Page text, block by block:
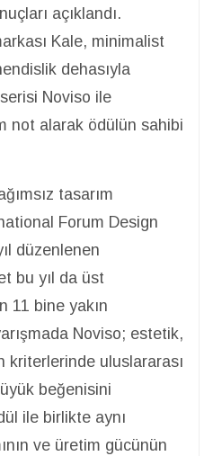
açıklandı.
Kale, minimalist
dehasıyla
Noviso ile
not alarak ödülün sahibi
tasarım
Forum Design
düzenlenen
bu yıl da üst
11 bine yakın
Noviso; estetik,
kriterlerinde uluslararası
beğenisini
ile birlikte aynı
ve üretim gücünün